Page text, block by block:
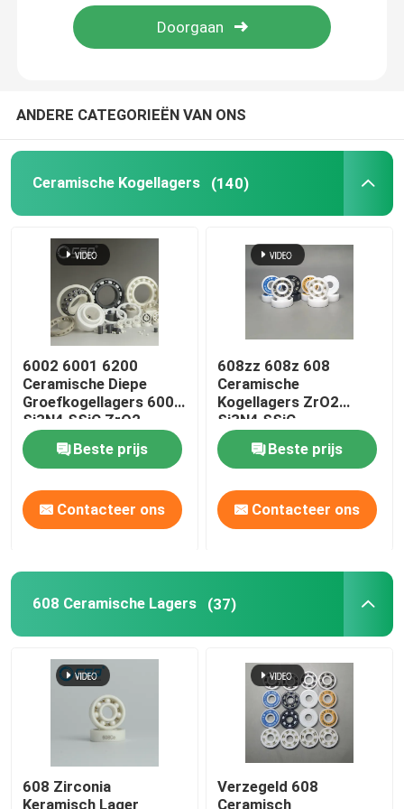
Over ons
Fabrieksreis
Verzoek om een Citaat
Ceramische Kogellagers
608 Ceramische Lagers
Hybride Ceramische Lagers
Het Lager van het siliciumcarbide
Ceramisch Duwlager
Geavanceerde Structurele Keramiek
De Bal van het siliciumnitride
ANDERE CATEGORIEËN VAN ONS
Ceramische Kogellagers (140)
6002 6001 6200
Ceramische Diepe
Groefkogellagers 6000
Si3N4 SSiC ZrO2
Beste prijs
Contacteer ons
608zz 608z 608
Ceramische
Kogellagers ZrO2
Si3N4 SSiC
Beste prijs
Contacteer ons
608 Ceramische Lagers (37)
608 Zirconia
Keramisch Lager
Verzegeld 608
Ceramisch